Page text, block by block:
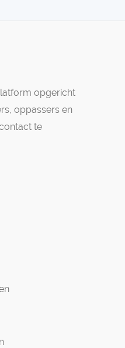
opgericht
oppassers en
te